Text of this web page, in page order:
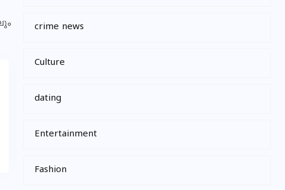
crime news
Culture
dating
Entertainment
Fashion